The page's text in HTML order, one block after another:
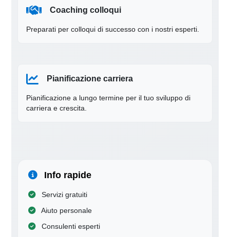
Coaching colloqui
Preparati per colloqui di successo con i nostri esperti.
Pianificazione carriera
Pianificazione a lungo termine per il tuo sviluppo di
carriera e crescita.
Info rapide
Servizi gratuiti
Aiuto personale
Consulenti esperti